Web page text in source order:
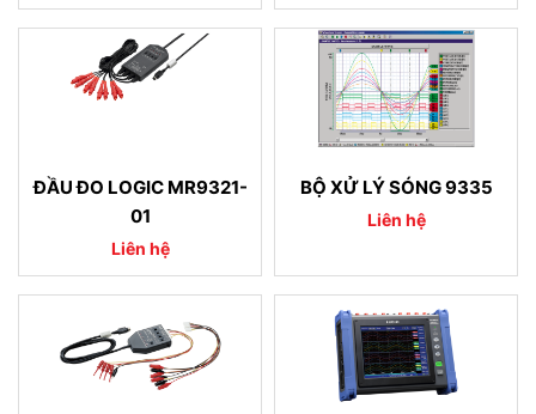
ĐẦU ĐO LOGIC MR9321-
01
Liên hệ
BỘ XỬ LÝ SÓNG 9335
Liên hệ